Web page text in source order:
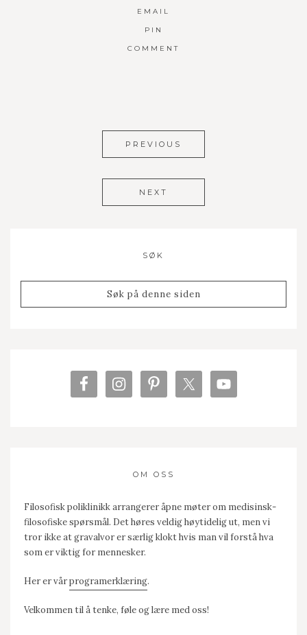
EMAIL
PIN
COMMENT
PREVIOUS
NEXT
SØK
OM OSS
Filosofisk poliklinikk arrangerer åpne møter om medisinsk-
filosofiske spørsmål. Det høres veldig høytidelig ut, men vi
tror ikke at gravalvor er særlig klokt hvis man vil forstå hva
som er viktig for mennesker.
Her er vårprogramerklæring.
Velkommen til å tenke, føle og lære med oss!